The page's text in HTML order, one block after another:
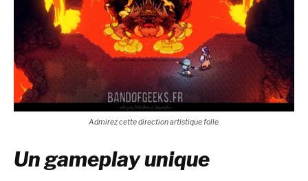
Admirez cette direction artistique folle.
Un gameplay unique